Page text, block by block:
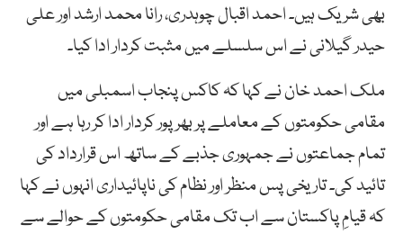
بھی شریک ہیں۔ احمد اقبال چوہدری، رانا محمد ارشد اور علی
حیدر گیلانی نے اس سلسلے میں مثبت کردار ادا کیا۔
ملک احمد خان نے کہا کہ کاکس پنجاب اسمبلی میں
مقامی حکومتوں کے معاملے پر بھرپور کردار ادا کر رہا ہے اور
تمام جماعتوں نے جمہوری جذبے کے ساتھ اس قرارداد کی
تائید کی۔ تاریخی پس منظر اور نظام کی ناپائیداری انہوں نے کہا
کہ قیامِ پاکستان سے اب تک مقامی حکومتوں کے حوالے سے